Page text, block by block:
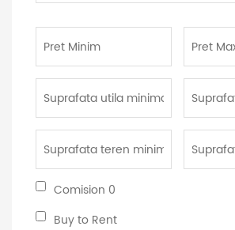
Minim:
Maxim:
utila
minima:
utila
maxima:
teren
minima:
teren
maxima:
Comision
Comision 0
Buy
Buy to Rent